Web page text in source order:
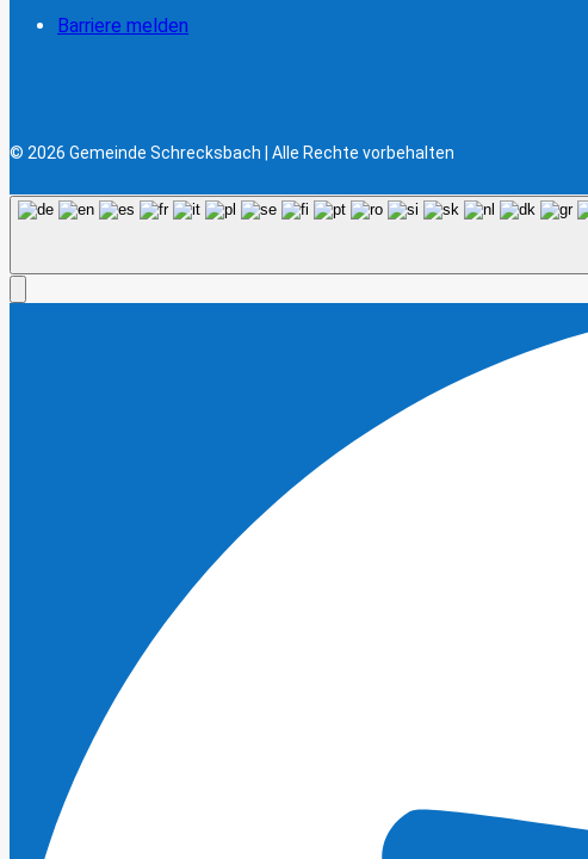
Barriere melden
© 2026 Gemeinde Schrecksbach | Alle Rechte vorbehalten